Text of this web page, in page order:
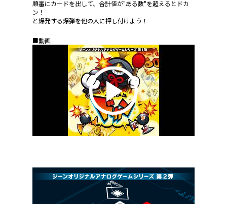
順番にカードを出して、合計値が"ある数"を超えるとドカ
ン！
と爆発する爆弾を他の人に押し付けよう！
■動画